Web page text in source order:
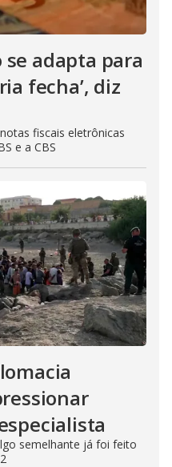
se adapta para
fecha’, diz
fiscais eletrônicas
e a CBS
semelhante já foi feito